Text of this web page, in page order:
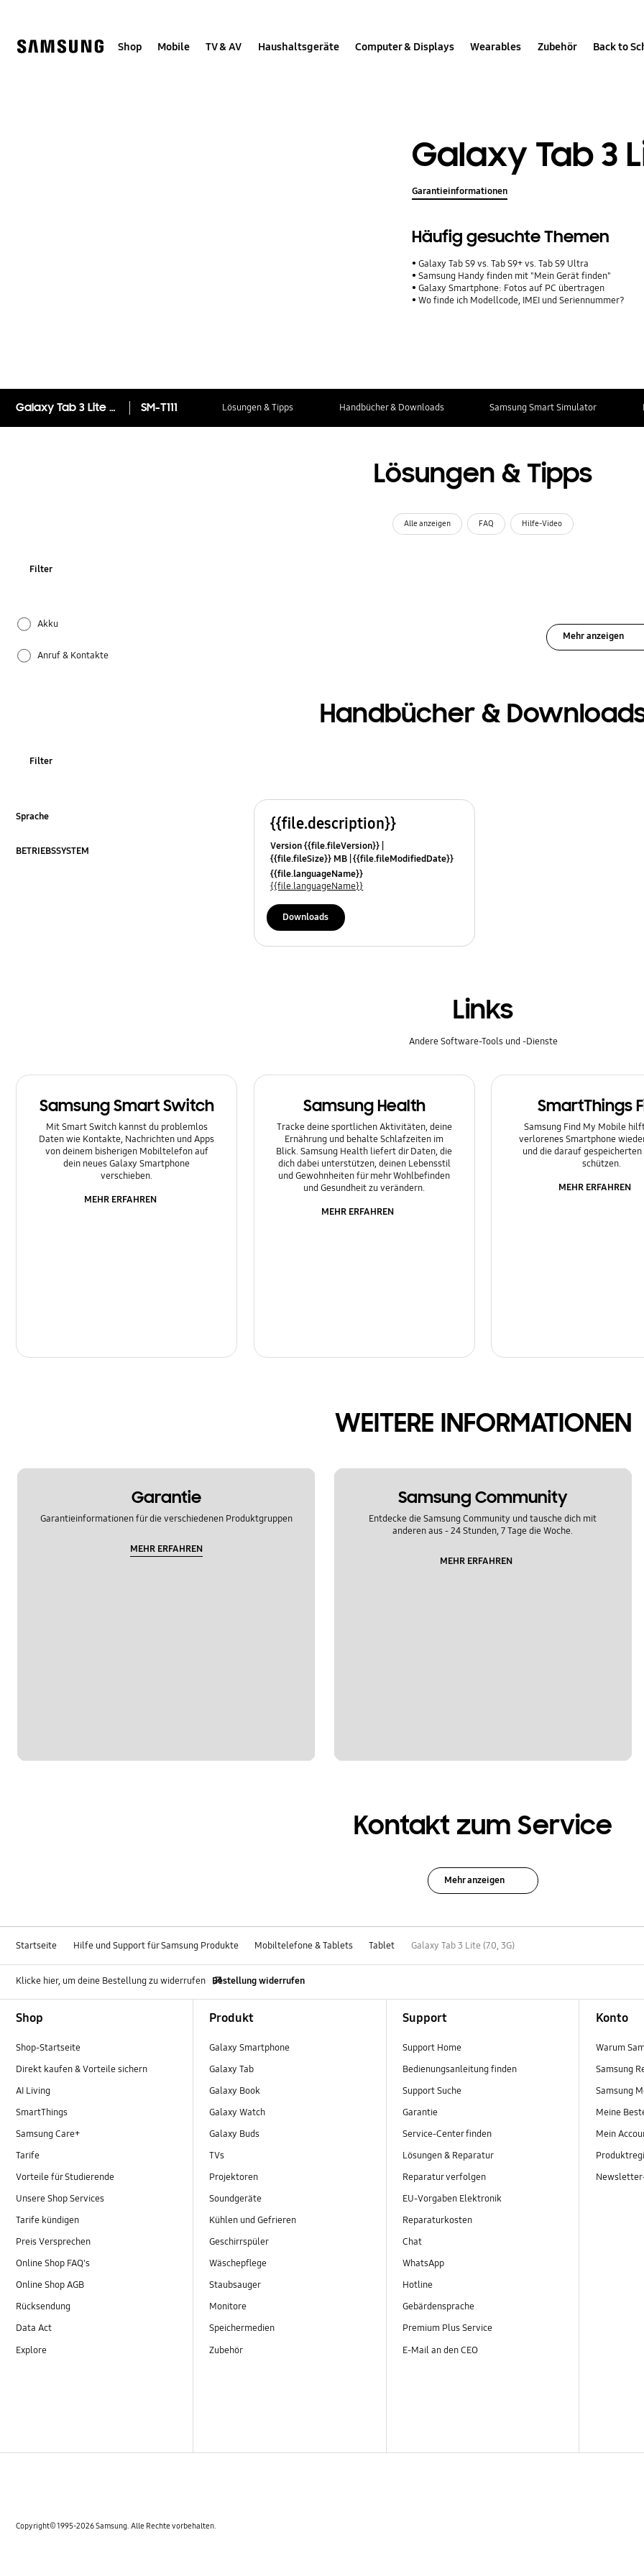
help
Shop Mobile TV & AV Haushaltsgeräte Computer & Displays Wearables Zubehör Back to
Galaxy Tab 3
Garantieinformationen
Häufig gesuchte Themen
Galaxy Tab S9 vs. Tab S9+ vs. Tab S9 Ultra
Samsung Handy finden mit "Mein Gerät finden"
Galaxy Smartphone: Fotos auf PC übertragen
Wo finde ich Modellcode, IMEI und Seriennummer?
Galaxy Tab 3 Lite (7.0, 3G) SM-T111 Lösungen & Tipps Handbücher & Downloads Samsung Smart Simulator
Lösungen & Tipps
Alle anzeigen FAQ Hilfe-Video
Filter
Akku
Anruf & Kontakte
Firmware-Update
Galaxy Apps
Ton
Mehr anzeigen
Handbücher &
Filter
Sprache
BETRIEBSSYSTEM
{{file.description}}
Version {{file.fileVersion}}
{{file.fileSize}} MB {{file.fileModifiedDate}}
{{file.osNames}}
{{file.languageName}}
{{file.languageName}}
Downloads
Links
Andere Software-Tools und -Dienste
Samsung Smart Switch
Mit Smart Switch kannst du problemlos
Daten wie Kontakte, Nachrichten und Apps
von deinem bisherigen Mobiltelefon auf
dein neues Galaxy Smartphone
verschieben.
MEHR ERFAHREN
Samsung Health
Tracke deine sportlichen Aktivitäten, deine
Ernährung und behalte Schlafzeiten im
Blick. Samsung Health liefert dir Daten, die
dich dabei unterstützen, deinen Lebensstil
und Gewohnheiten für mehr Wohlbefinden
und Gesundheit zu verändern.
MEHR ERFAHREN
SmartThings
Samsung Find My Mobile
verlorenes Smartphone
und die darauf
schützen.
MEHR ERFAHREN
WEITERE INFORMATIONEN
Garantie
Garantieinformationen für die verschiedenen Produktgruppen
MEHR ERFAHREN
Samsung Community
Entdecke die Samsung Community und tausche dich mit
anderen aus - 24 Stunden, 7 Tage die Woche.
MEHR ERFAHREN
Kontakt zum Service
Mehr anzeigen
Startseite Hilfe und Support für Samsung Produkte Mobiltelefone & Tablets Tablet Galaxy Tab 3 Lite (7.0, 3G)
Klicke hier, um deine Bestellung zu widerrufen Bestellung widerrufen
Shop
Shop-Startseite
Direkt kaufen & Vorteile sichern
AI Living
SmartThings
Samsung Care+
Tarife
Vorteile für Studierende
Unsere Shop Services
Tarife kündigen
Preis Versprechen
Online Shop FAQ's
Online Shop AGB
Rücksendung
Data Act
Explore
Produkt
Galaxy Smartphone
Galaxy Tab
Galaxy Book
Galaxy Watch
Galaxy Buds
TVs
Projektoren
Soundgeräte
Kühlen und Gefrieren
Geschirrspüler
Wäschepflege
Staubsauger
Monitore
Speichermedien
Zubehör
Support
Support Home
Bedienungsanleitung finden
Support Suche
Garantie
Service-Center finden
Lösungen & Reparatur
Reparatur verfolgen
EU-Vorgaben Elektronik
Reparaturkosten
Chat
WhatsApp
Hotline
Gebärdensprache
Premium Plus Service
E-Mail an den CEO
Konto
Warum
Samsung
Samsung
Meine
Mein
Copyright© 1995-2026 Samsung. Alle Rechte vorbehalten.